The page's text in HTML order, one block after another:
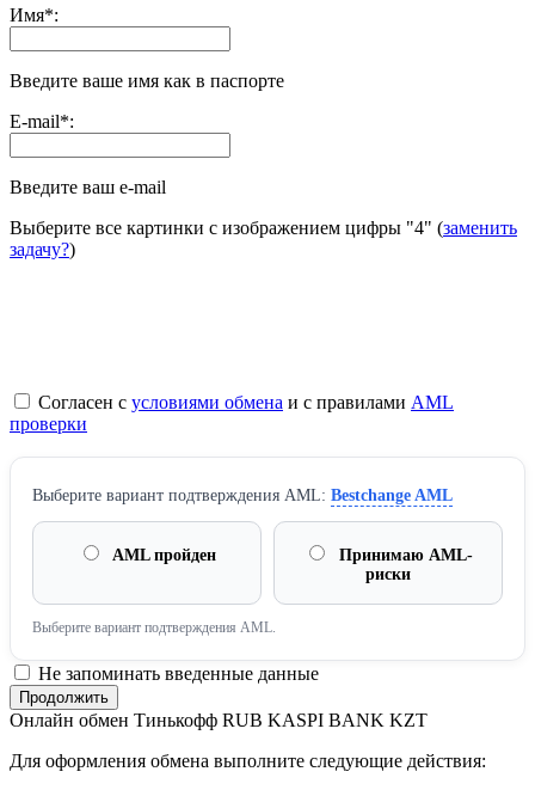
Имя*:
Введите ваше имя как в паспорте
E-mail*:
Введите ваш e-mail
Выберите все картинки с изображением цифры "4" (заменить
задачу?)
Согласен с условиями обмена и с правилами AML
проверки
Выберите вариант подтверждения AML: Bestchange AML
AML пройден
Принимаю AML-
риски
Выберите вариант подтверждения AML.
Не запоминать введенные данные
Онлайн обмен Тинькофф RUB KASPI BANK KZT
Для оформления обмена выполните следующие действия: